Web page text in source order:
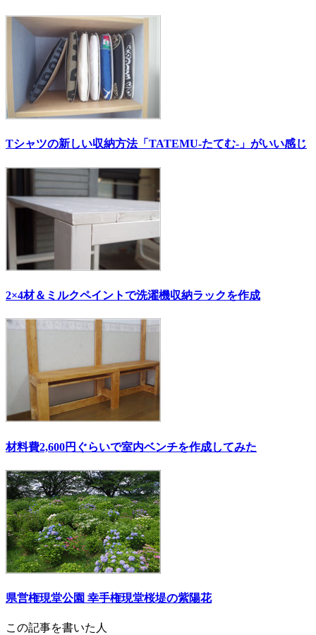
Tシャツの新しい収納方法「TATEMU-たてむ-」がいい感じ
2×4材＆ミルクペイントで洗濯機収納ラックを作成
材料費2,600円ぐらいで室内ベンチを作成してみた
県営権現堂公園 幸手権現堂桜堤の紫陽花
この記事を書いた人